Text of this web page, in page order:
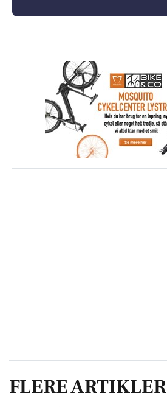
FLERE ARTIKLER